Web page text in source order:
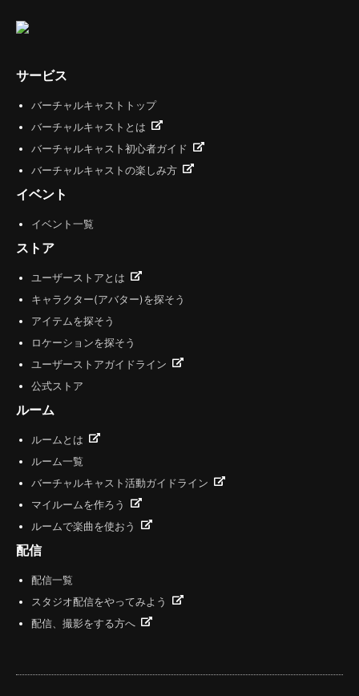
サービス
バーチャルキャストトップ
バーチャルキャストとは
バーチャルキャスト初心者ガイド
バーチャルキャストの楽しみ方
イベント
イベント一覧
ストア
ユーザーストアとは
キャラクター(アバター)を探そう
アイテムを探そう
ロケーションを探そう
ユーザーストアガイドライン
公式ストア
ルーム
ルームとは
ルーム一覧
バーチャルキャスト活動ガイドライン
マイルームを作ろう
ルームで楽曲を使おう
配信
配信一覧
スタジオ配信をやってみよう
配信、撮影をする方へ